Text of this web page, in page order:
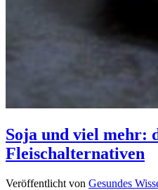
Soja und viel mehr:
Fleischalternativen
Veröffentlicht von Gesundes